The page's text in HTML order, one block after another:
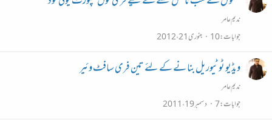
ندیم عامر
جوابات 10 جنوری 21، 2012
ویڈیو ٹو ٹیوریل بنا نے کے لئے تین فری سافٹ وئیر
ندیم عامر
جوابات 7 دسمبر 19، 2011